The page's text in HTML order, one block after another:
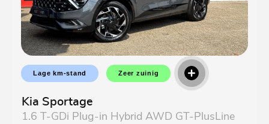
Lage km-stand Zeer zuinig
Kia Sportage
1.6 T-GDi Plug-in Hybrid AWD GT-PlusLine